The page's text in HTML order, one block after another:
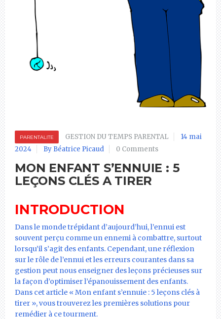
PARENTALITE GESTION DU TEMPS PARENTAL
14 mai
2024
By Béatrice Picaud 0 Comments
MON ENFANT S’ENNUIE : 5
LEÇONS CLÉS A TIRER
INTRODUCTION
Dans le monde trépidant d’aujourd’hui, l’ennui est
souvent perçu comme un ennemi à combattre, surtout
lorsqu’il s’agit des enfants. Cependant, une réflexion
sur le rôle de l’ennui et les erreurs courantes dans sa
gestion peut nous enseigner des leçons précieuses sur
la façon d’optimiser l’épanouissement des enfants.
Dans cet article « Mon enfant s’ennuie : 5 leçons clés à
tirer », vous trouverez les premières solutions pour
remédier à ce tourment.